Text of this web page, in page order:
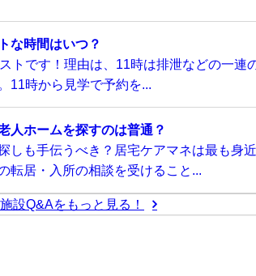
な時間はいつ？
トです！理由は、11時は排泄などの一連
11時から見学で予約を...
人ホームを探すのは普通？
しも手伝うべき？居宅ケアマネは最も身
転居・入所の相談を受けること...
設Q&Aをもっと見る！